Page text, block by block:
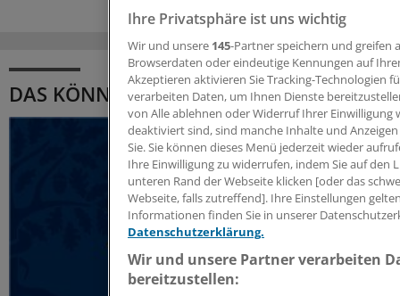
DAS KÖNNTE SIE AUCH INTERESSIEREN
Ihre Privatsphäre ist uns wichtig
Wir und unsere 145-Partner speichern und greifen
Browserdaten oder eindeutige Kennungen auf
Akzeptieren aktivieren Sie Tracking-Technologien
verarbeiten Daten, um Ihnen Dienste
von Alle ablehnen oder Widerruf Ihrer Einwilligung
deaktiviert sind, sind manche Inhalte und
Sie. Sie können dieses Menü jederzeit wieder
Ihre Einwilligung zu widerrufen, indem Sie auf den
unteren Rand der Webseite klicken [oder das
Webseite, falls zutreffend]. Ihre Einstellungen
Informationen finden Sie in unserer
Datenschutzerklärung.
Wir und unsere Partner verarbeiten
bereitzustellen: